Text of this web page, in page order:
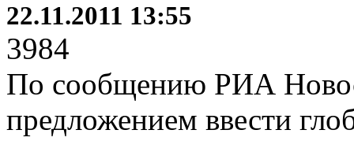
22.11.2011 13:55
3984
По сообщению РИА
предложением ввести